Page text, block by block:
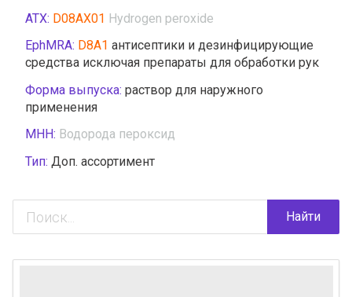
АТХ: D08AX01 Hydrogen peroxide
EphMRA: D8A1 антисептики и дезинфицирующие
средства исключая препараты для обработки рук
Форма выпуска: раствор для наружного
применения
МНН: Водорода пероксид
Тип: Доп. ассортимент
Найти